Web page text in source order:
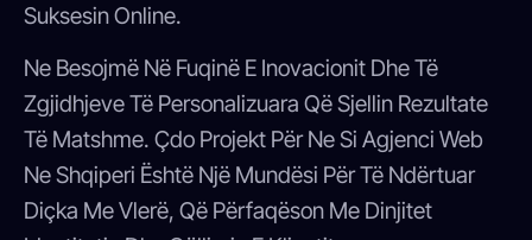
Suksesin Online.
Ne Besojmë Në Fuqinë E Inovacionit Dhe Të
Zgjidhjeve Të Personalizuara Që Sjellin Rezultate
Të Matshme. Çdo Projekt Për Ne Si Agjenci Web
Ne Shqiperi Është Një Mundësi Për Të Ndërtuar
Diçka Me Vlerë, Që Përfaqëson Me Dinjitet